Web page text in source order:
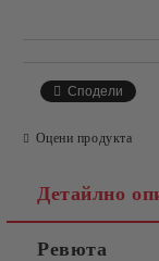
Сподели
Оцени продукта
Детайлно
Ревюта